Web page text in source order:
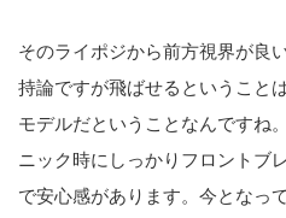
そのライポジから前方視界が良
持論ですが飛ばせるということ
モデルだということなんですね
ニック時にしっかりフロントブ
で安心感があります。今となっ